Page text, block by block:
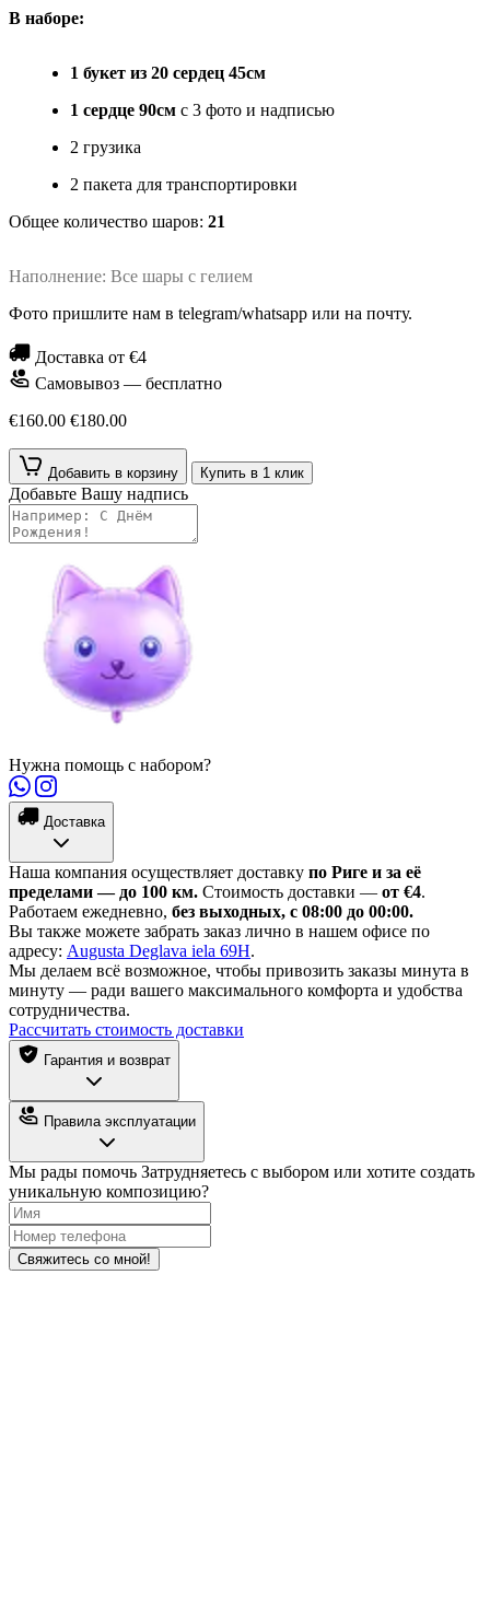
В наборе:
1 букет из 20 сердец 45см
1 сердце 90см с 3 фото и надписью
2 грузика
2 пакета для транспортировки
Общее количество шаров: 21
Наполнение: Все шары с гелием
Фото пришлите нам в telegram/whatsapp или на почту.
Доставка от €4
Самовывоз — бесплатно
€160.00 €180.00
Добавить в корзину Купить в 1 клик
Добавьте Вашу надпись
Нужна помощь с набором?
Доставка
Наша компания осуществляет доставку по Риге и за её
пределами — до 100 км. Стоимость доставки — от €4.
Работаем ежедневно, без выходных, с 08:00 до 00:00.
Вы также можете забрать заказ лично в нашем офисе по
адресу: Augusta Deglava iela 69H.
Мы делаем всё возможное, чтобы привозить заказы минута в
минуту — ради вашего максимального комфорта и удобства
сотрудничества.
Рассчитать стоимость доставки
Гарантия и возврат
Правила эксплуатации
Мы рады помочь Затрудняетесь с выбором или хотите создать
уникальную композицию?
Свяжитесь со мной!